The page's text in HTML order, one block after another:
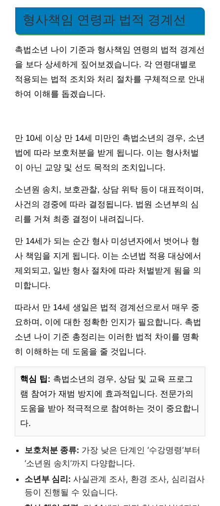
형사책임 연령과 법적 경계선
촉법소년 나이 기준과 형사책임 연령의 법적 경계선
을 보다 상세하게 짚어보겠습니다. 각 연령대별로
적용되는 법적 조치와 처리 절차를 구체적으로 안내
하여 이해를 돕겠습니다.
만 10세 이상 만 14세 미만인 촉법소년의 경우, 소년
법에 따라 보호처분을 받게 됩니다. 이는 형사처벌
이 아닌 교양 및 선도 목적의 조치입니다.
소년원 송치, 보호관찰, 상담 위탁 등이 대표적이며,
사건의 경중에 따라 결정됩니다. 법원 소년부의 심
리를 거쳐 최종 결정이 내려집니다.
만 14세가 되는 순간 형사 미성년자에서 벗어나 형
사 책임을 지게 됩니다. 이는 소년법 적용 대상에서
제외되고, 일반 형사 절차에 따라 처벌받게 됨을 의
미합니다.
따라서 만 14세 생일은 법적 경계선으로서 매우 중
요하며, 이에 대한 정확한 인지가 필요합니다. 촉법
소년 나이 기준 총정리는 이러한 법적 차이를 명확
히 이해하는 데 도움을 줄 것입니다.
핵심 팁: 촉법소년의 경우, 상담 및 교육 프로그
램 참여가 재범 방지에 효과적입니다. 전문가의
도움을 받아 적극적으로 참여하는 것이 중요합니
다.
보호처분 종류: 가장 낮은 단계인 ‘수강명령’부터
‘소년원 송치’까지 다양합니다.
소년부 심리: 사실관계 조사, 환경 조사, 심리검사
등이 진행될 수 있습니다.